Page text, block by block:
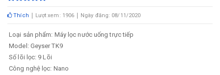
Thích Lượt xem: 1906 Ngày đăng: 08/11/2020
Loại sản phẩm: Máy lọc nước uống trực tiếp
Model: Geyser TK9
Số lõi lọc: 9 Lõi
Công nghệ lọc: Nano